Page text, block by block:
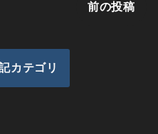
前の投稿
カテゴリ